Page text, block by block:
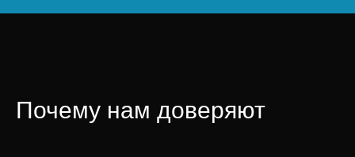
Почему нам доверяют